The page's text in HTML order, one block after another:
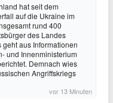
hat seit dem
auf die Ukraine im
rund 400
des Landes
aus Informationen
und Innenministerium
Demnach wies
Angriffskriegs
vor 13 Minuten